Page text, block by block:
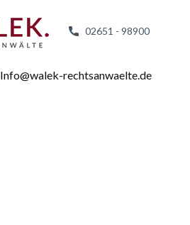
02651 - 98900
Info@walek-rechtsanwaelte.de